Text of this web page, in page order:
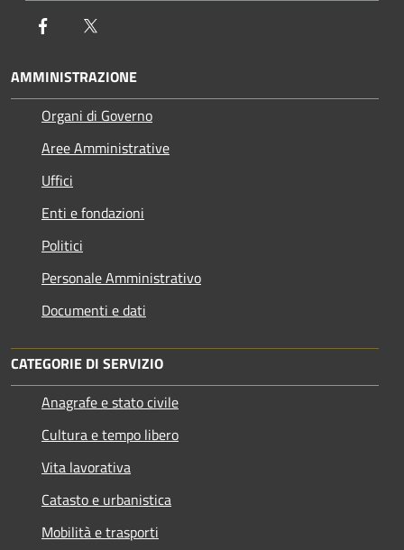
Facebook
AMMINISTRAZIONE
Organi di Governo
Aree Amministrative
Uffici
Enti e fondazioni
Politici
Personale Amministrativo
Documenti e dati
CATEGORIE DI SERVIZIO
Anagrafe e stato civile
Cultura e tempo libero
Vita lavorativa
Catasto e urbanistica
Mobilità e trasporti